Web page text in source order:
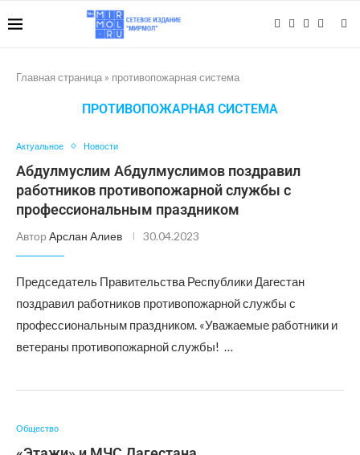
Главная страница » противопожарная система
ПРОТИВОПОЖАРНАЯ СИСТЕМА
Актуальное Новости
Абдулмуслим Абдулмуслимов поздравил
работников противопожарной службы с
профессиональным праздником
Автор Арслан Алиев 30.04.2023
Председатель Правительства Республики Дагестан
поздравил работников противопожарной службы с
профессиональным праздником. «Уважаемые работники и
ветераны противопожарной службы! …
Общество